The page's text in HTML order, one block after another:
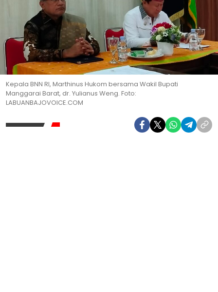
Kepala BNN RI, Marthinus Hukom bersama Wakil Bupati
Manggarai Barat, dr. Yulianus Weng. Foto:
LABUANBAJOVOICE.COM